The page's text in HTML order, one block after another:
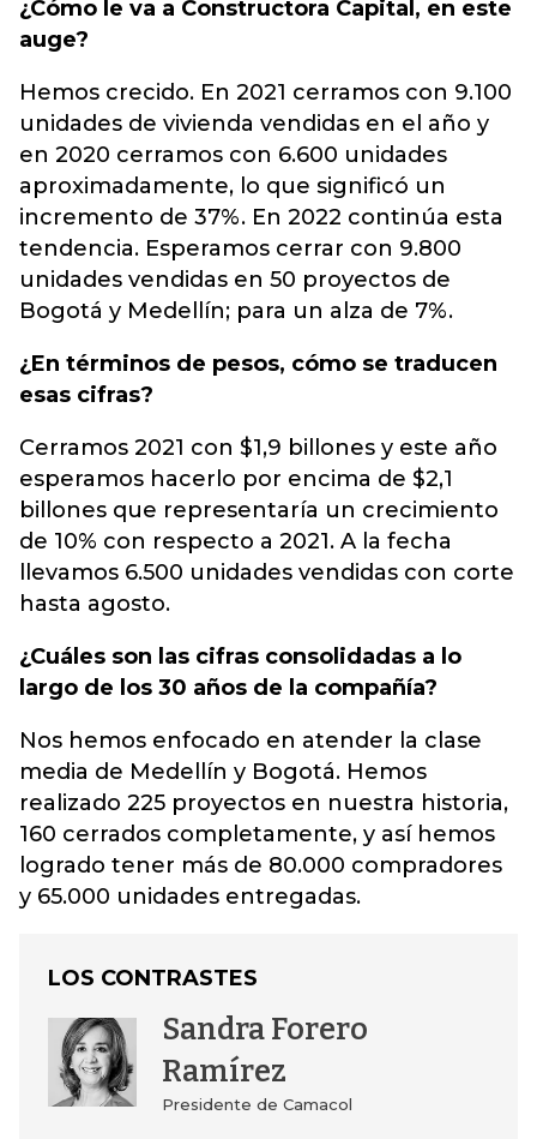
¿Cómo le va a Constructora Capital, en este
auge?
Hemos crecido. En 2021 cerramos con 9.100
unidades de vivienda vendidas en el año y
en 2020 cerramos con 6.600 unidades
aproximadamente, lo que significó un
incremento de 37%. En 2022 continúa esta
tendencia. Esperamos cerrar con 9.800
unidades vendidas en 50 proyectos de
Bogotá y Medellín; para un alza de 7%.
¿En términos de pesos, cómo se traducen
esas cifras?
Cerramos 2021 con $1,9 billones y este año
esperamos hacerlo por encima de $2,1
billones que representaría un crecimiento
de 10% con respecto a 2021. A la fecha
llevamos 6.500 unidades vendidas con corte
hasta agosto.
¿Cuáles son las cifras consolidadas a lo
largo de los 30 años de la compañía?
Nos hemos enfocado en atender la clase
media de Medellín y Bogotá. Hemos
realizado 225 proyectos en nuestra historia,
160 cerrados completamente, y así hemos
logrado tener más de 80.000 compradores
y 65.000 unidades entregadas.
LOS CONTRASTES
Sandra Forero
Ramírez
Presidente de Camacol